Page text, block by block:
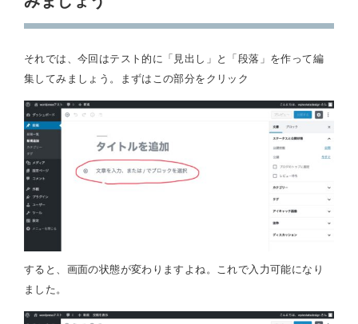
それでは、今回はテスト的に「見出し」と「段落」を作って編
集してみましょう。まずはこの部分をクリック
すると、画面の状態が変わりますよね。これで入力可能になり
ました。